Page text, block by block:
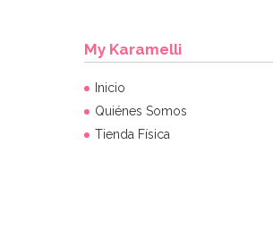
My Karamelli
Inicio
Quiénes Somos
Tienda Física